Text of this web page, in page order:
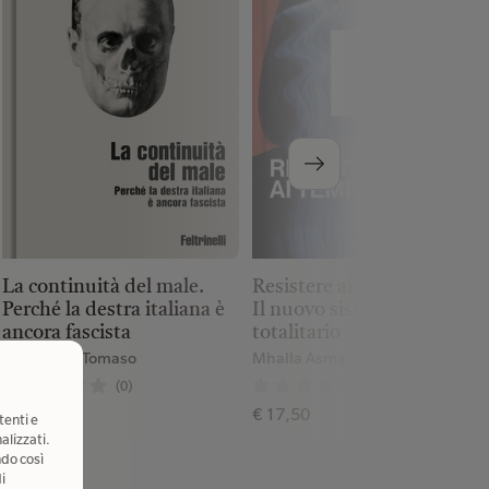
La continuità del male.
Perché la destra italiana è
ancora fascista
Montanari Tomaso
(0)
€ 18,00
Resistere ai tempi oscuri.
Il nuovo sistema
totalitario
Mhalla Asma
€ 17,50
e
così